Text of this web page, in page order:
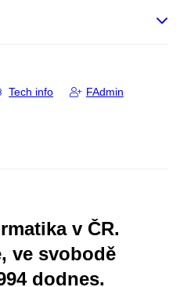
Tech info FAdmin
v ČR.
ve svobodě
dodnes.